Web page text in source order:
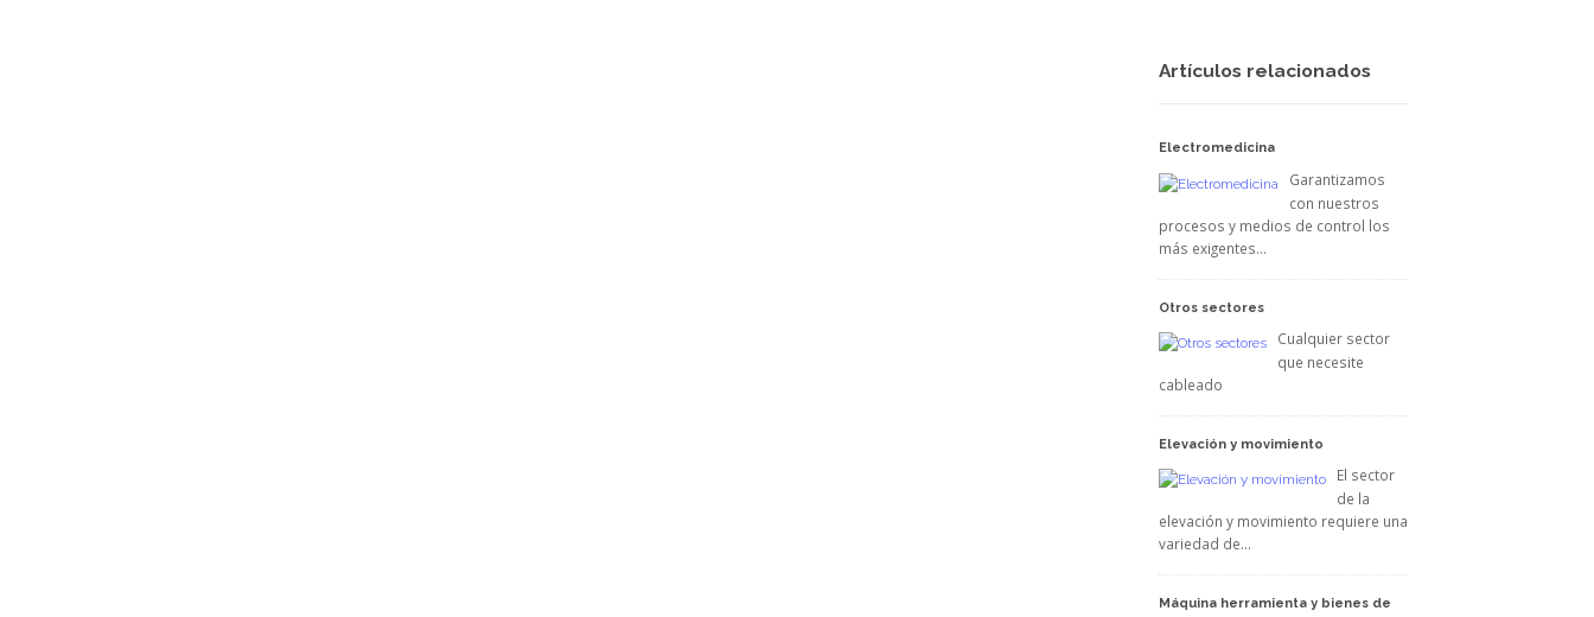
Artículos relacionados
Electromedicina
Garantizamos
con nuestros
procesos y medios de control los
más exigentes…
Otros sectores
Cualquier sector
que necesite
cableado
Elevación y movimiento
El sector
de la
elevación y movimiento requiere una
variedad de…
Máquina herramienta y bienes de